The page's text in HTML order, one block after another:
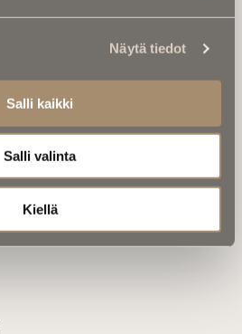
Näytä tiedot
Salli kaikki
Salli valinta
Kiellä